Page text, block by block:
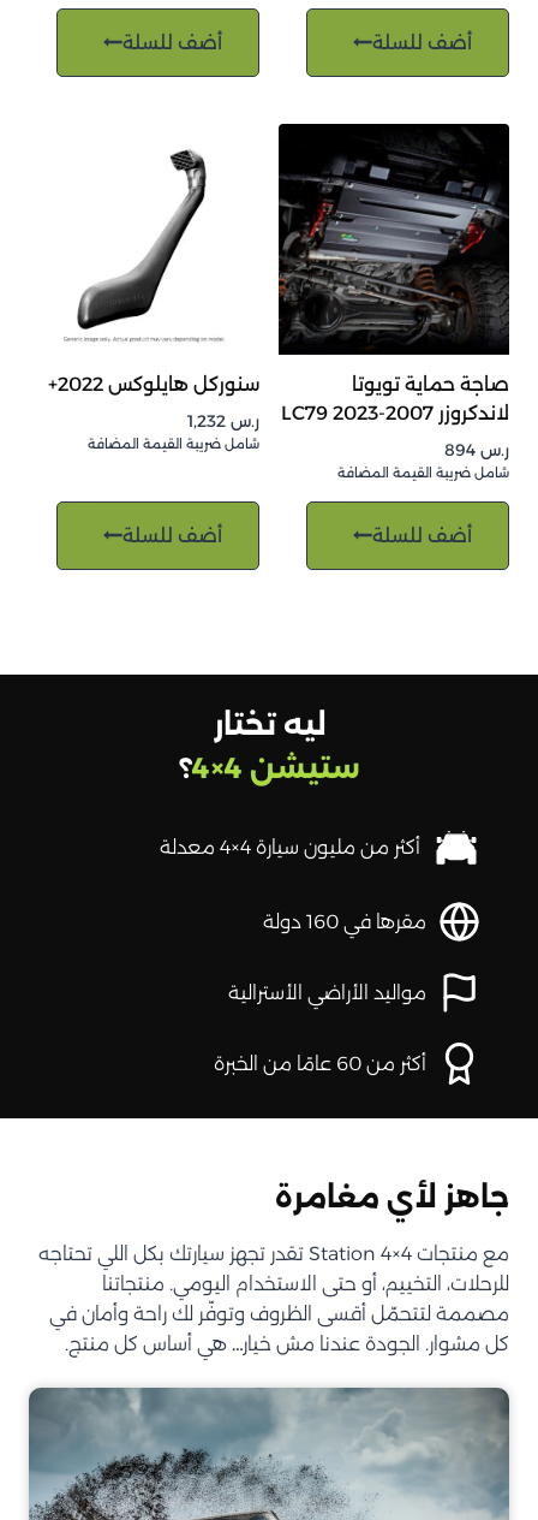
أضف للسلة أضف للسلة
صاجة حماية تويوتا
لاندكروزر 2007-2023 LC79
ر.س
شامل ضريبة القيمة المضافة
أضف للسلة
سنوركل هايلوكس 2022+
ر.س
شامل ضريبة القيمة المضافة
أضف للسلة
ليه تختار
ستيشن 4×4
؟
أكثر من مليون سيارة 4×4 معدلة
مقرها في 160 دولة
مواليد الأراضي الأسترالية
أكثر من 60 عامًا من الخبرة
جاهز لأي مغامرة
مع منتجات Station 4×4 تقدر تجهز سيارتك بكل اللي تحتاجه
للرحلات، التخييم، أو حتى الاستخدام اليومي. منتجاتنا
مصممة لتتحمّل أقسى الظروف وتوفّر لك راحة وأمان في
كل مشوار. الجودة عندنا مش خيار… هي أساس كل منتج.